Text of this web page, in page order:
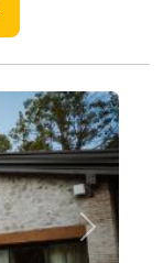
Weiter